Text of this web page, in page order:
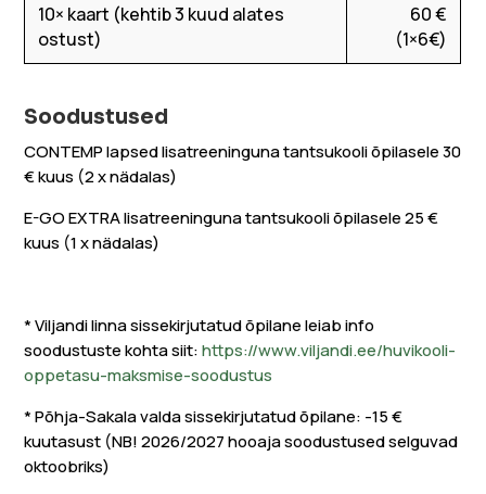
10× kaart (kehtib 3 kuud alates
ostust)
60 €
(1×6€)
Soodustused
CONTEMP lapsed lisatreeninguna tantsukooli õpilasele 30
€ kuus (2 x nädalas)
E-GO EXTRA lisatreeninguna tantsukooli õpilasele 25 €
kuus (1 x nädalas)
* Viljandi linna sissekirjutatud õpilane leiab info
soodustuste kohta siit:https://www.viljandi.ee/huvikooli-
oppetasu-maksmise-soodustus
* Põhja-Sakala valda sissekirjutatud õpilane: -15 €
kuutasust (NB! 2026/2027 hooaja soodustused selguvad
oktoobriks)